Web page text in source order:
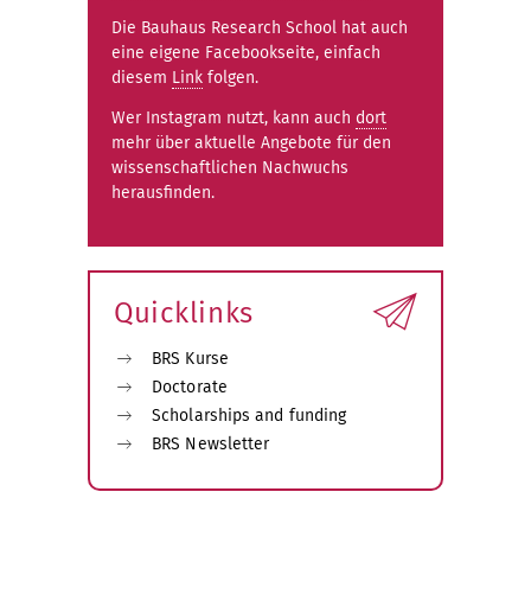
Die Bauhaus Research School hat auch
eine eigene Facebookseite, einfach
diesem Link folgen.
Wer Instagram nutzt, kann auch dort
mehr über aktuelle Angebote für den
wissenschaftlichen Nachwuchs
herausfinden.
Quicklinks
BRS Kurse
Doctorate
Scholarships and funding
BRS Newsletter